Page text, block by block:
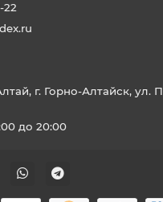
22
г. Горно-Алтайск, ул.
до 20:00